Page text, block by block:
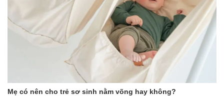
Mẹ có nên cho trẻ sơ sinh nằm võng hay không?